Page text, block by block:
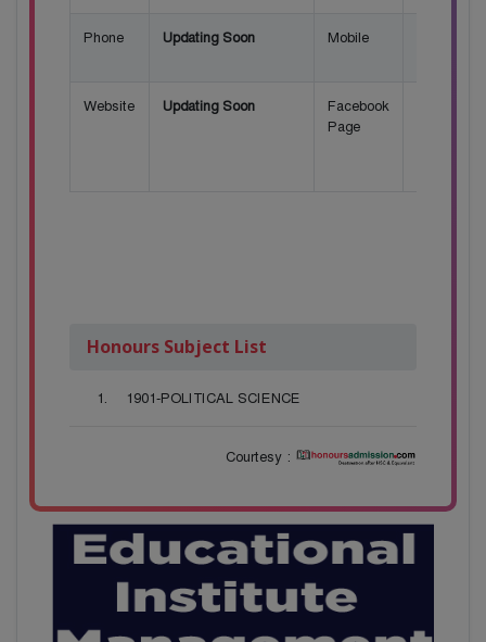
Phone Updating Soon Mobile
Website Updating Soon
Facebook
Page
Honours Subject List
1901-POLITICAL SCIENCE
Courtesy :